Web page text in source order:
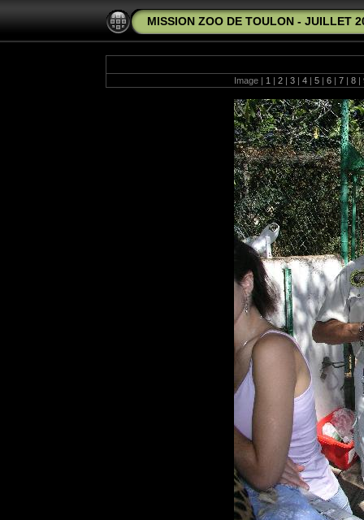
MISSION ZOO DE TOULON - JUILLET
Image | 1 | 2 | 3 | 4 | 5 | 6 | 7 | 8 |